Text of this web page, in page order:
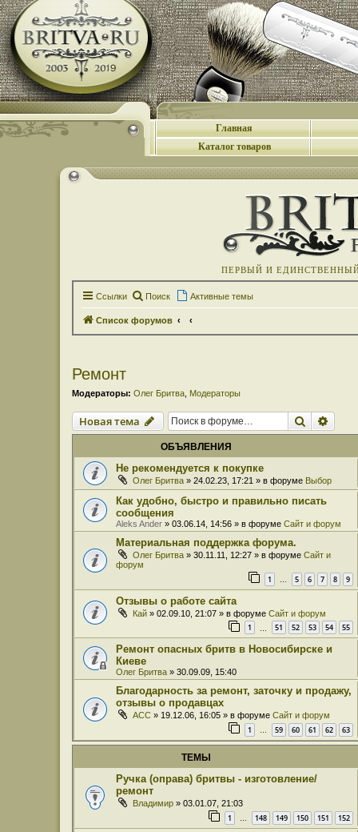
Главная
Каталог товаров
ПЕРВЫЙ И
Ссылки Поиск Активные темы
Список форумов
Ремонт
Модераторы: Олег Бритва Модераторы
Новая тема Поиск
ОБЪЯВЛЕНИЯ
Не рекомендуется к покупке
Олег Бритва » 24.02.23, 17:21 » в форуме Выбор
Как удобно, быстро и правильно писать
сообщения
Aleks Ander » 03.06.14, 14:56 » в форуме Сайт и форум
Материальная поддержка форума.
Олег Бритва » 30.11.11, 12:27 » в форуме Сайт и
форум
1 … 5 6 7 8 9
Отзывы о работе сайта
Кай » 02.09.10, 21:07 » в форуме Сайт и форум
1 51 52 53 54 55
Ремонт опасных бритв в Новосибирске и
Киеве
Олег Бритва » 30.09.09, 15:40
Благодарность за ремонт, заточку и продажу,
отзывы о продавцах
ACC » 19.12.06, 16:05 » в форуме Сайт и форум
1 … 59 60 61 62 63
ТЕМЫ
Ручка (оправа) бритвы - изготовление/
ремонт
Владимир » 03.01.07, 21:03
1 … 148 149 150 151 152